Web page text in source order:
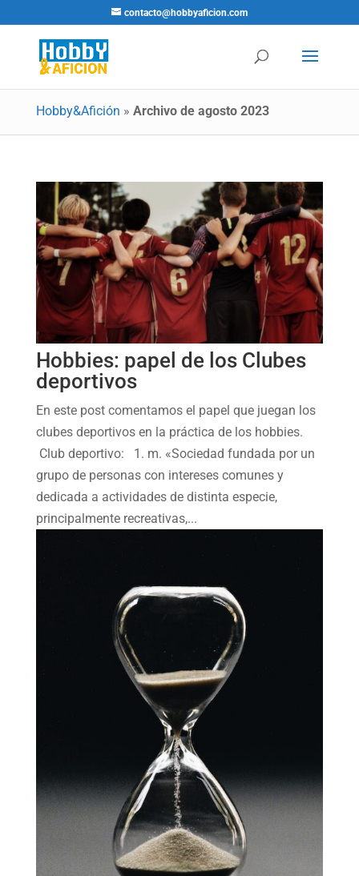
contacto@hobbyaficion.com
Hobby&Afición » Archivo de agosto 2023
Hobbies: papel de los Clubes
deportivos
En este post comentamos el papel que juegan los
clubes deportivos en la práctica de los hobbies.
Club deportivo: 1. m. «Sociedad fundada por un
grupo de personas con intereses comunes y
dedicada a actividades de distinta especie,
principalmente recreativas,...